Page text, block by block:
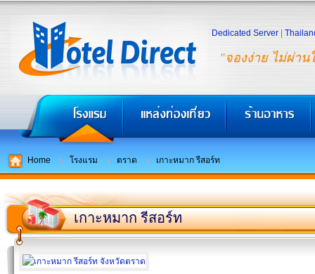
"จองง่าย ไม่ผ่าน
Dedicated Server
Home โรงแรม ตราด เกาะหมาก รีสอร์ท
เกาะหมาก รีสอร์ท